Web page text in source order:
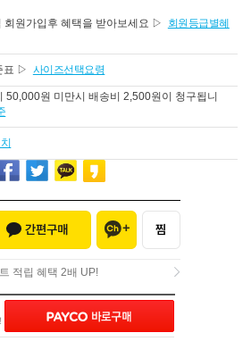
회원가입후 혜택을 받아보세요 ▷
회원등급별혜
표 ▷ 사이즈선택요령
50,000원 미만시 배송비 2,500원이 청구됩니
적립 혜택 2배 UP!
적립 혜택 2배 UP!